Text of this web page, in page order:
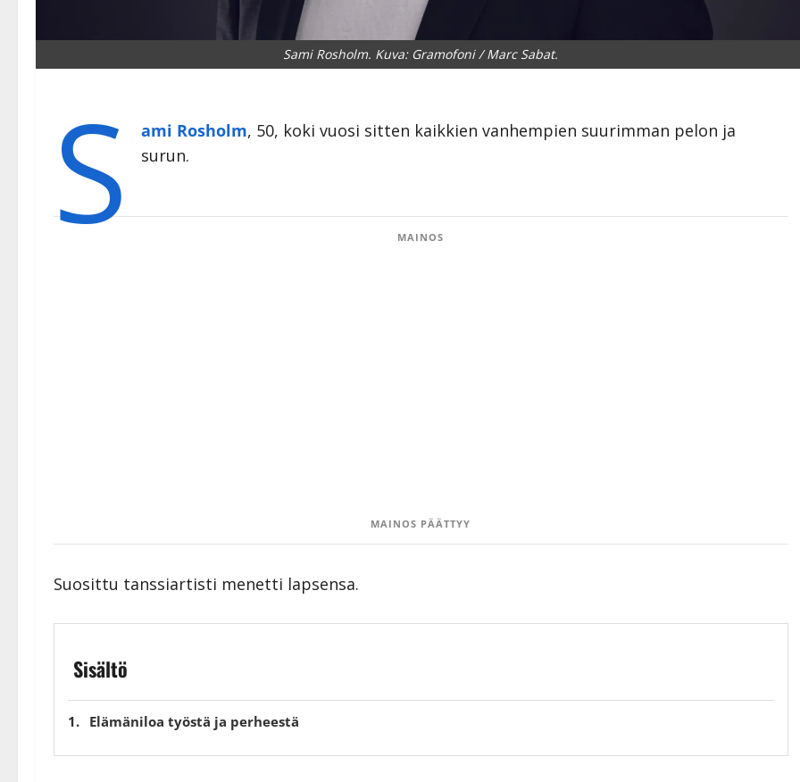
Sami Rosholm. Kuva: Gramofoni / Marc Sabat.
S ami Rosholm, 50, koki vuosi sitten kaikkien vanhempien suurimman pelon ja
surun.
MAINOS
MAINOS PÄÄTTYY
Suosittu tanssiartisti menetti lapsensa.
Sisältö
Elämäniloa työstä ja perheestä